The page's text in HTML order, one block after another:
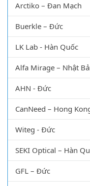
Arctiko – Đan Mạch
Buerkle – Đức
LK Lab - Hàn Quốc
Alfa Mirage – Nhật
AHN - Đức
CanNeed – Hong
Witeg - Đức
SEKI Optical – Hàn
GFL – Đức